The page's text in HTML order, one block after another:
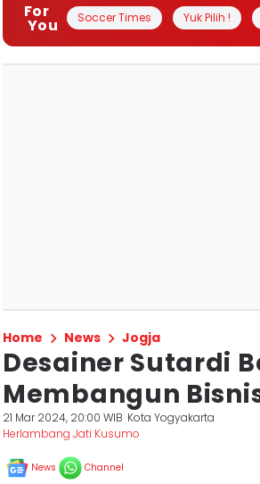
For
You Soccer Times Yuk Pilih !
Home News Jogja
Desainer Sutardi
Membangun
21 Mar 2024, 20:00 WIB Kota Yogyakarta
Herlambang Jati Kusumo
News Channel